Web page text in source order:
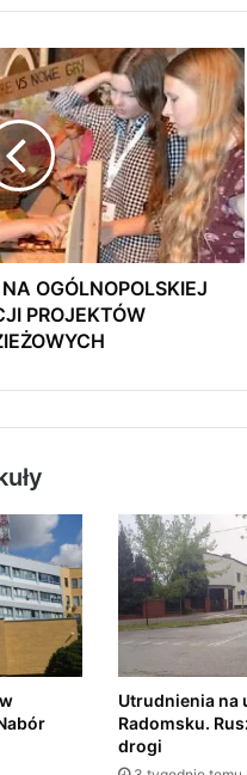
OGÓLNOPOLSKIEJ
PROJEKTÓW
Utrudnienia na
Radomsku.
drogi